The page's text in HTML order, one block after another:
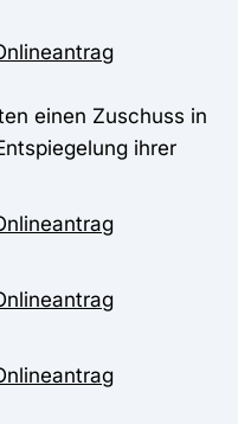
einen Zuschuss in
ihrer